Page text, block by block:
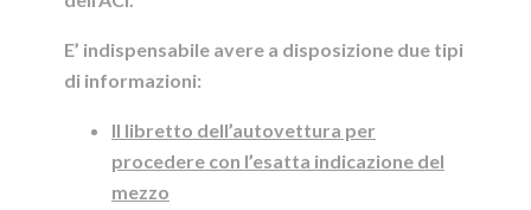
E’ indispensabile avere a disposizione due tipi
di informazioni:
Il libretto dell’autovettura per
procedere con l’esatta indicazione del
mezzo